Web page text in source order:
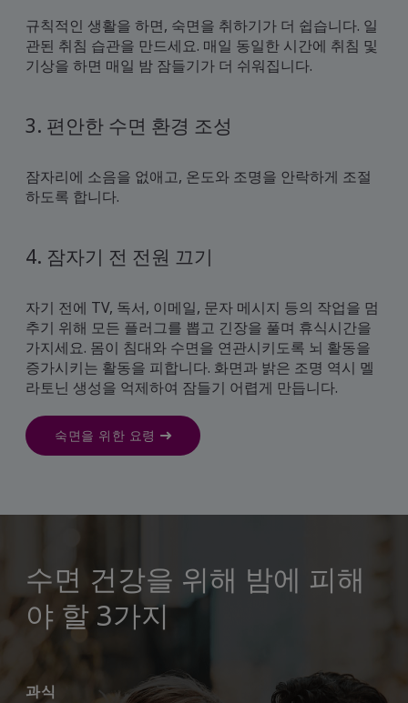
규칙적인 생활을 하면, 숙면을 취하기가 더 쉽습니다. 일
관된 취침 습관을 만드세요. 매일 동일한 시간에 취침 및
기상을 하면 매일 밤 잠들기가 더 쉬워집니다.
3. 편안한 수면 환경 조성
잠자리에 소음을 없애고, 온도와 조명을 안락하게 조절
하도록 합니다.
4. 잠자기 전 전원 끄기
자기 전에 TV, 독서, 이메일, 문자 메시지 등의 작업을 멈
추기 위해 모든 플러그를 뽑고 긴장을 풀며 휴식시간을
가지세요. 몸이 침대와 수면을 연관시키도록 뇌 활동을
증가시키는 활동을 피합니다. 화면과 밝은 조명 역시 멜
라토닌 생성을 억제하여 잠들기 어렵게 만듭니다.
숙면을 위한 요령
수면 건강을 위해 밤에 피해
야 할 3가지
과식